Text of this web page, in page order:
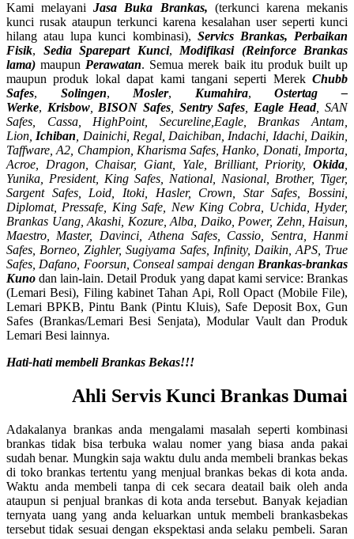
Kami melayaniJasa Buka Brankas, (terkunci karena mekanis
kunci rusak ataupun terkunci karena kesalahan user seperti kunci
hilang atau lupa kunci kombinasi), Servics Brankas, Perbaikan
Fisik, Sedia Sparepart Kunci, Modifikasi (Reinforce Brankas
lama) maupun Perawatan. Semua merek baik itu produk built up
maupun produk lokal dapat kami tangani seperti Merek Chubb
Safes, Solingen, Mosler, Kumahira,Ostertag –
Werke, Krisbow, BISON Safes, Sentry Safes Eagle Head, SAN
Safes, Cassa, HighPoint, Secureline, Eagle, Brankas Antam,
Lion, Ichiban , Dainichi, Regal, Daichiban, Indachi, Idachi, Daikin,
Taffware, A2, Champion, Kharisma Safes, Hanko, Donati, Importa,
Acroe, Dragon, Chaisar, Giant, Yale, Brilliant, Priority, Okida
Yunika, President, King Safes, National, Nasional, Brother, Tiger,
Sargent Safes, Loid, Itoki, Hasler, Crown, Star Safes, Bossini,
Diplomat, Pressafe, King Safe, New King Cobra, Uchida, Hyder,
Brankas Uang, Akashi, Kozure, Alba, Daiko, Power, Zehn, Haisun,
Maestro, Master, Davinci, Athena Safes, Cassio, Sentra, Hanmi
Safes, Borneo, Zighler, Sugiyama Safes, Infinity, Daikin, APS, True
Safes, Dafano, Foorsun, Conseal sampai dengan Brankas-brankas
Kuno dan lain-lain. Detail Produk yang dapat kami service: Brankas
(Lemari Besi), Filing kabinet Tahan Api, Roll Opact (Mobile File),
Lemari BPKB, Pintu Bank (Pintu Kluis), Safe Deposit Box, Gun
Safes (Brankas/Lemari Besi Senjata), Modular Vault dan Produk
Lemari Besi lainnya.
Hati-hati membeli Brankas Bekas!!!
Ahli Servis Kunci Brankas Dumai
Adakalanya brankas anda mengalami masalah seperti kombinasi
brankas tidak bisa terbuka walau nomer yang biasa anda pakai
sudah benar. Mungkin saja waktu dulu anda membeli brankas bekas
di toko brankas tertentu yang menjual brankas bekas di kota anda.
Waktu anda membeli tanpa di cek secara deatail baik oleh anda
ataupun si penjual brankas di kota anda tersebut. Banyak kejadian
ternyata uang yang anda keluarkan untuk membeli brankasbekas
tersebut tidak sesuai dengan ekspektasi anda selaku pembeli. Saran